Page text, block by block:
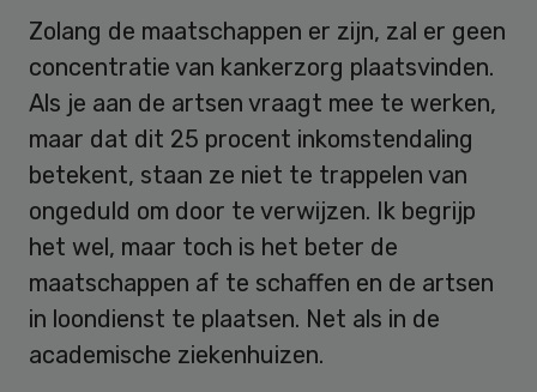
Zolang de maatschappen er zijn, zal er geen
concentratie van kankerzorg plaatsvinden.
Als je aan de artsen vraagt mee te werken,
maar dat dit 25 procent inkomstendaling
betekent, staan ze niet te trappelen van
ongeduld om door te verwijzen. Ik begrijp
het wel, maar toch is het beter de
maatschappen af te schaffen en de artsen
in loondienst te plaatsen. Net als in de
academische ziekenhuizen.